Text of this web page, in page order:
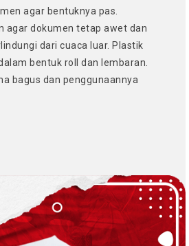
agar bentuknya pas.
agar dokumen tetap awet dan
dari cuaca luar. Plastik
bentuk roll dan lembaran.
bagus dan penggunaannya